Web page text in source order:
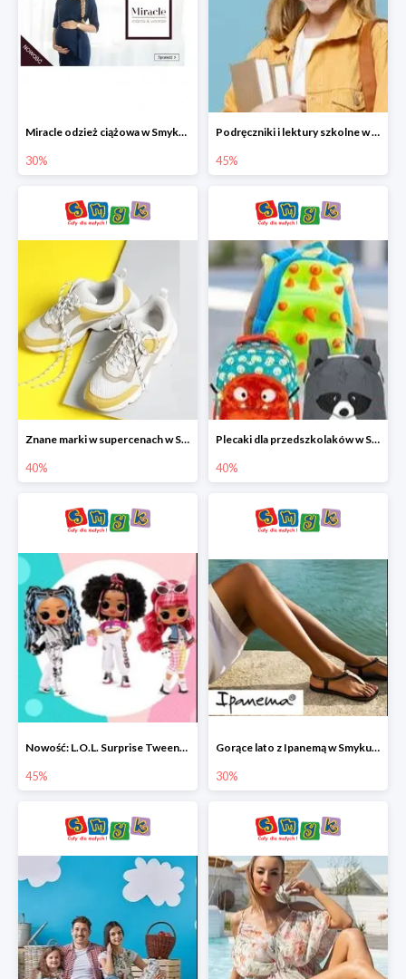
Miracle odzież ciążowa w Smyku co -30%
30%
Podręczniki i lektury szkolne w Smyku do -45%
45%
Znane marki w supercenach w Smyku - buty do -40%
40%
Plecaki dla przedszkolaków w Smyku do -40%
40%
Nowość: L.O.L. Surprise Tweens Doll w Smyku do -45%
45%
Gorące lato z Ipanemą w Smyku do -30%
30%